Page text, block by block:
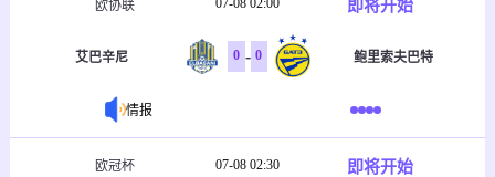
欧协联 07-08 02:00 即将开始
艾巴辛尼 0 - 0 鲍里索夫巴特
情报
欧冠杯 07-08 02:30 即将开始